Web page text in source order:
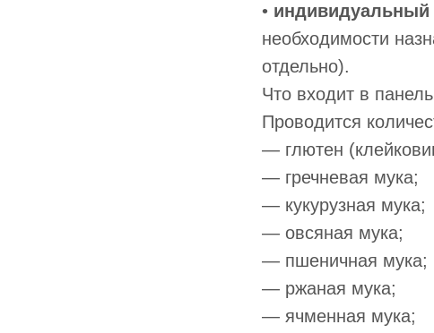
• индивидуальный
необходимости
отдельно).
Что входит в панель
Проводится
— глютен
— гречневая мука;
— кукурузная мука;
— овсяная мука;
— пшеничная мука;
— ржаная мука;
— ячменная мука;